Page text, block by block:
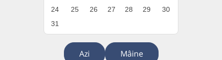
24
25 26 27 28 29
30
31
Azi Mâine